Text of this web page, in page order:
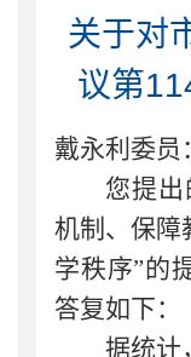
关于对
议第
戴永利委员：
您提出
机制、保障
学秩序”的
答复如下：
据统计